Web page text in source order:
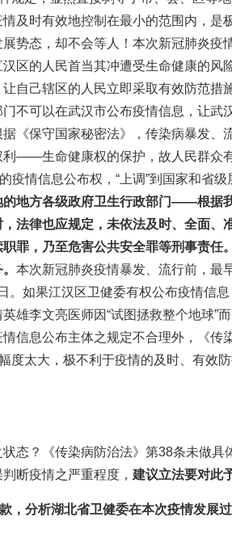
及时有效地控制在最小的范围内，是
势态，却不会等人！本次新冠肺炎疫
区的人民首当其冲遭受生命健康的风
自己辖区的人民立即采取有效防范措
不可以在武汉市公布疫情信息，让武
《保守国家秘密法》，传染病暴发、
——生命健康权的保护，故人民群众
情信息公布权，“上调”到国家和省级
地方各级政府卫生行政部门——根据
法律也应规定，未依法及时、全面、
罪，乃至危害公共安全罪等刑事责任
本次新冠肺炎疫情暴发、流行前，最
如果江汉区卫健委有权公布疫情信
雄李文亮医师因“试图拯救整个地球”
情信息公布主体之规定不合理外，《传
度太大，极不利于疫情的及时、有效防
态？《传染病防治法》第38条未做具
断疫情之严重程度， 建议立法要对此
分析湖北省卫健委在本次疫情发展